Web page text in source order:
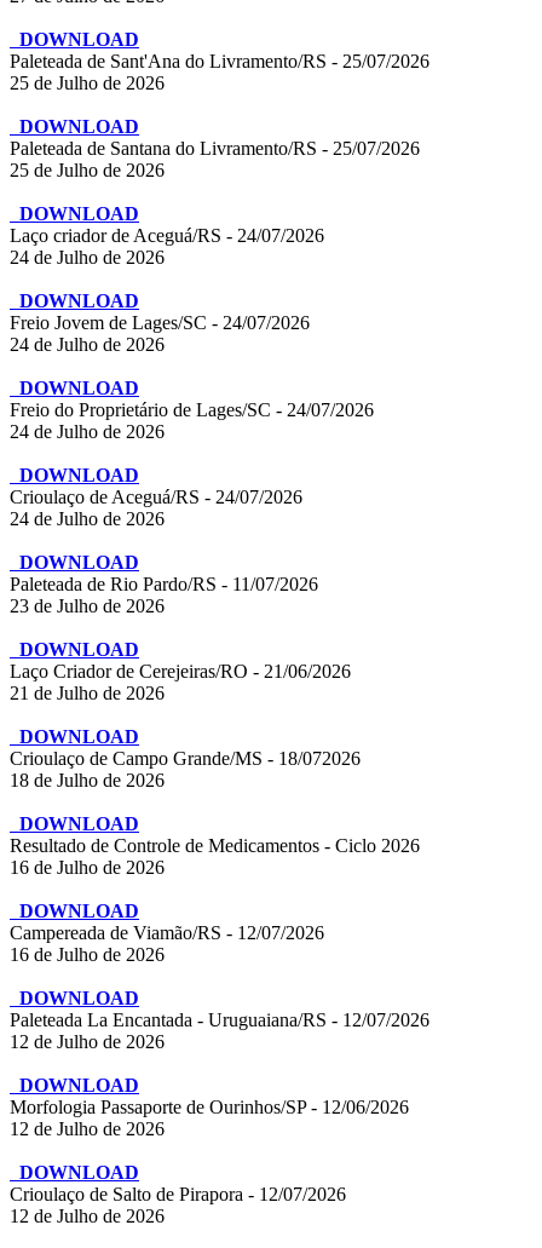
DOWNLOAD
Paleteada de Sant'Ana do Livramento/RS - 25/07/2026
25 de Julho de 2026
DOWNLOAD
Paleteada de Santana do Livramento/RS - 25/07/2026
25 de Julho de 2026
DOWNLOAD
Laço criador de Aceguá/RS - 24/07/2026
24 de Julho de 2026
DOWNLOAD
Freio Jovem de Lages/SC - 24/07/2026
24 de Julho de 2026
DOWNLOAD
Freio do Proprietário de Lages/SC - 24/07/2026
24 de Julho de 2026
DOWNLOAD
Crioulaço de Aceguá/RS - 24/07/2026
24 de Julho de 2026
DOWNLOAD
Paleteada de Rio Pardo/RS - 11/07/2026
23 de Julho de 2026
DOWNLOAD
Laço Criador de Cerejeiras/RO - 21/06/2026
21 de Julho de 2026
DOWNLOAD
Crioulaço de Campo Grande/MS - 18/072026
18 de Julho de 2026
DOWNLOAD
Resultado de Controle de Medicamentos - Ciclo 2026
16 de Julho de 2026
DOWNLOAD
Campereada de Viamão/RS - 12/07/2026
16 de Julho de 2026
DOWNLOAD
Paleteada La Encantada - Uruguaiana/RS - 12/07/2026
12 de Julho de 2026
DOWNLOAD
Morfologia Passaporte de Ourinhos/SP - 12/06/2026
12 de Julho de 2026
DOWNLOAD
Crioulaço de Salto de Pirapora - 12/07/2026
12 de Julho de 2026